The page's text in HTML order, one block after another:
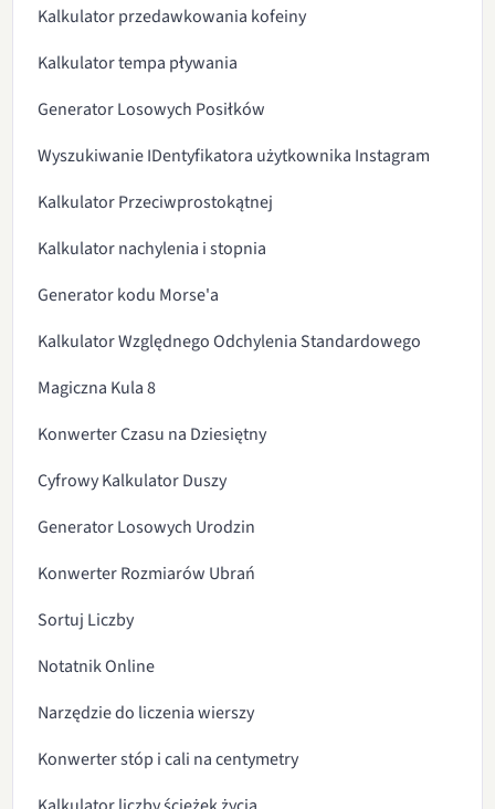
Kalkulator przedawkowania kofeiny
Kalkulator tempa pływania
Generator Losowych Posiłków
Wyszukiwanie IDentyfikatora użytkownika Instagram
Kalkulator Przeciwprostokątnej
Kalkulator nachylenia i stopnia
Generator kodu Morse'a
Kalkulator Względnego Odchylenia Standardowego
Magiczna Kula 8
Konwerter Czasu na Dziesiętny
Cyfrowy Kalkulator Duszy
Generator Losowych Urodzin
Konwerter Rozmiarów Ubrań
Sortuj Liczby
Notatnik Online
Narzędzie do liczenia wierszy
Konwerter stóp i cali na centymetry